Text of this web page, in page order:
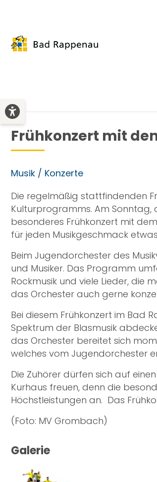
Frühkonzert mit
Musik / Konzerte
Die regelmäßig stattfindenden
Kulturprogramms. Am Sonntag,
besonderes Frühkonzert mit
für jeden Musikgeschmack
Beim Jugendorchester des
und Musiker. Das Programm
Rockmusik und viele Lieder, die
das Orchester auch gerne
Bei diesem Frühkonzert im Bad
Spektrum der Blasmusik
das Orchester bereitet sich
welches vom Jugendorchester
Die Zuhörer dürfen sich auf
Kurhaus freuen, denn die
Höchstleistungen an. Das
(Foto: MV Grombach)
Galerie